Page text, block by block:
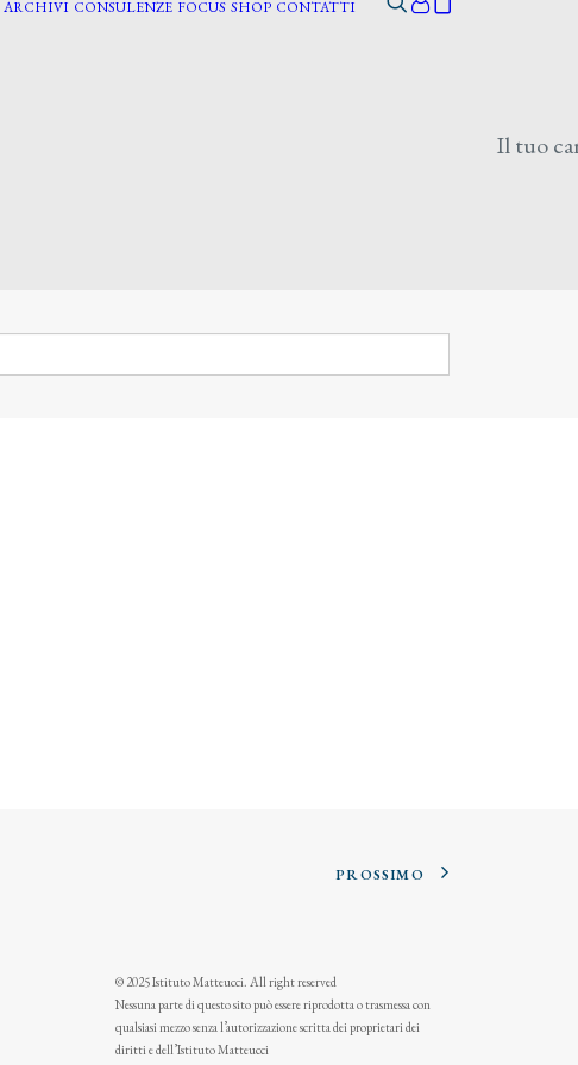
ARCHIVI CONSULENZE FOCUS SHOP CONTATTI
Il tuo
PROSSIMO
© 2025 Istituto Matteucci. All right reserved
Nessuna parte di questo sito può essere riprodotta o trasmessa con
qualsiasi mezzo senza l’autorizzazione scritta dei proprietari dei
diritti e dell’Istituto Matteucci